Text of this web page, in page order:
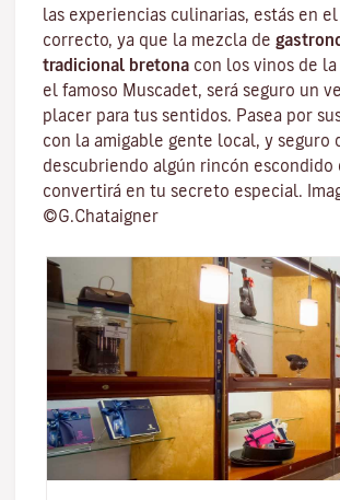
las experiencias culinarias, estás en
correcto, ya que la mezcla de
tradicional bretona con los vinos de
el famoso Muscadet, será seguro un
placer para tus sentidos. Pasea por
con la amigable gente local, y seguro
descubriendo algún rincón escondido
convertirá en tu secreto especial.
©G.Chataigner